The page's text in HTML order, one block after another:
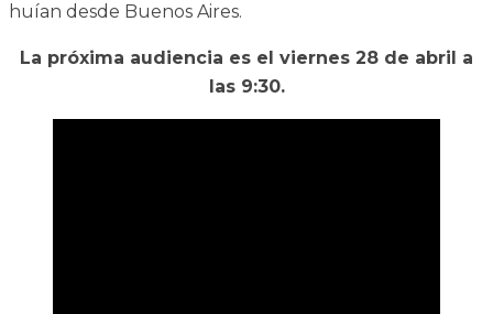
huían desde Buenos Aires.
La próxima audiencia es el viernes 28 de abril a
las 9:30.